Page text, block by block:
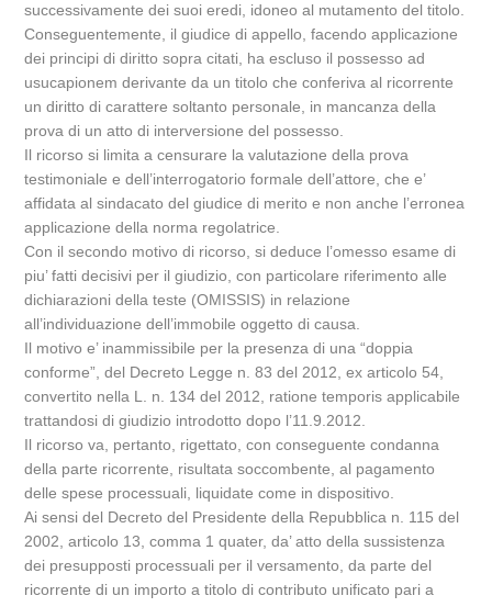
successivamente dei suoi eredi, idoneo al mutamento del titolo.
Conseguentemente, il giudice di appello, facendo applicazione
dei principi di diritto sopra citati, ha escluso il possesso ad
usucapionem derivante da un titolo che conferiva al ricorrente
un diritto di carattere soltanto personale, in mancanza della
prova di un atto di interversione del possesso.
Il ricorso si limita a censurare la valutazione della prova
testimoniale e dell’interrogatorio formale dell’attore, che e’
affidata al sindacato del giudice di merito e non anche l’erronea
applicazione della norma regolatrice.
Con il secondo motivo di ricorso, si deduce l’omesso esame di
piu’ fatti decisivi per il giudizio, con particolare riferimento alle
dichiarazioni della teste (OMISSIS) in relazione
all’individuazione dell’immobile oggetto di causa.
Il motivo e’ inammissibile per la presenza di una “doppia
conforme”, del Decreto Legge n. 83 del 2012, ex articolo 54,
convertito nella L. n. 134 del 2012, ratione temporis applicabile
trattandosi di giudizio introdotto dopo l’11.9.2012.
Il ricorso va, pertanto, rigettato, con conseguente condanna
della parte ricorrente, risultata soccombente, al pagamento
delle spese processuali, liquidate come in dispositivo.
Ai sensi del Decreto del Presidente della Repubblica n. 115 del
2002, articolo 13, comma 1 quater, da’ atto della sussistenza
dei presupposti processuali per il versamento, da parte del
ricorrente di un importo a titolo di contributo unificato pari a